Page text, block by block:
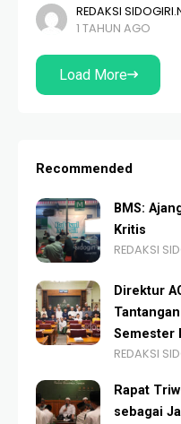
dermawan. Beliau
rihlah keilmuannya di
Cholil Bangkalan
REDAKSI
1 TAHUN AGO
Load More
Recommended
BMS:
Kritis
REDAKSI
Direktur
Semester
REDAKSI
Rapat
sebagai